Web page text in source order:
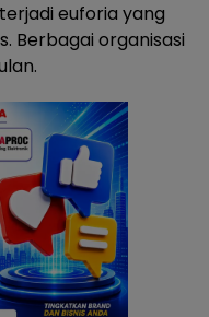
euforia yang
Berbagai organisasi